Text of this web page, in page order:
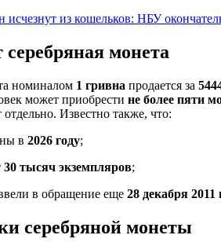
исчезнут из кошельков: НБУ
монета
номиналом 1 гривна продается за
может приобрести не более пяти
Известно также, что:
в 2026 году;
30 тысяч экземпляров;
в обращение еще 28 декабря 2011
серебряной монеты